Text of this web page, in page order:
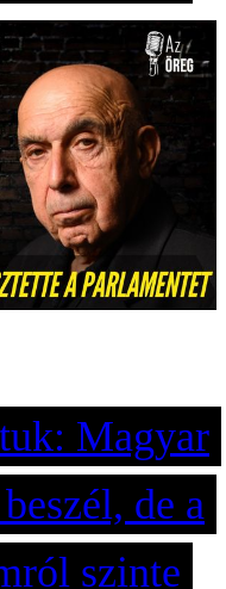
Magyar
de a
szinte